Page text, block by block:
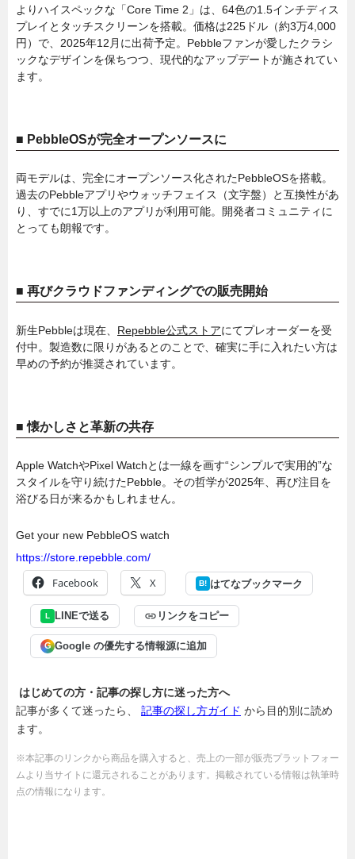
よりハイスペックな「Core Time 2」は、64色の1.5インチディス
プレイとタッチスクリーンを搭載。価格は225ドル（約3万4,000
円）で、2025年12月に出荷予定。Pebbleファンが愛したクラシ
ックなデザインを保ちつつ、現代的なアップデートが施されてい
ます。
■ PebbleOSが完全オープンソースに
両モデルは、完全にオープンソース化されたPebbleOSを搭載。
過去のPebbleアプリやウォッチフェイス（文字盤）と互換性があ
り、すでに1万以上のアプリが利用可能。開発者コミュニティに
とっても朗報です。
■ 再びクラウドファンディングでの販売開始
新生Pebbleは現在、 Repebble公式ストアにてプレオーダーを受
付中。製造数に限りがあるとのことで、確実に手に入れたい方は
早めの予約が推奨されています。
■ 懐かしさと革新の共存
Apple WatchやPixel Watchとは一線を画す“シンプルで実用的”な
スタイルを守り続けたPebble。その哲学が2025年、再び注目を
浴びる日が来るかもしれません。
Get your new PebbleOS watch
https://store.repebble.com/
Facebook X B! はてなブックマーク
L LINEで送る リンクをコピー
G Google の優先する情報源に追加
はじめての方・記事の探し方に迷った方へ
記事が多くて迷ったら、 記事の探し方ガイド から目的別に読め
ます。
※本記事のリンクから商品を購入すると、売上の一部が販売プラットフォー
ムより当サイトに還元されることがあります。掲載されている情報は執筆時
点の情報になります。